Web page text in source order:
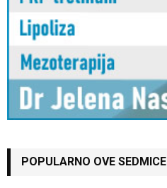
POPULARNO OVE SEDMICE